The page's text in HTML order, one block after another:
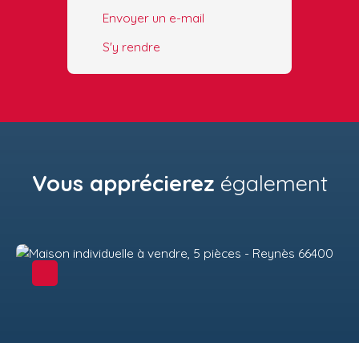
Envoyer un e-mail
S'y rendre
Vous apprécierez également